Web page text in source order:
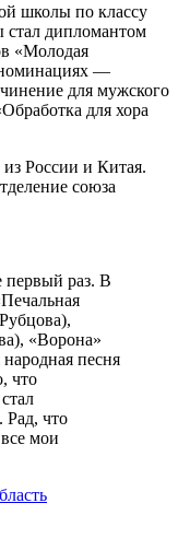
школы по классу
дипломантом
«Молодая
номинациях —
для мужского
для хора
из России и Китая.
союза
первый раз. В
«Ворона»
песня
что
Рад, что
мои